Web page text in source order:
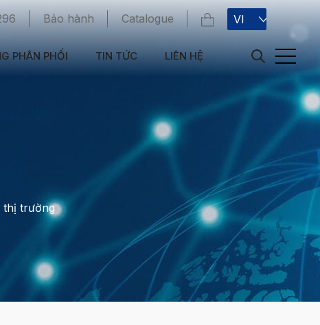
Bảo hành Catalogue VI
PHÂN PHỐI TIN TỨC LIÊN HỆ
thị trường